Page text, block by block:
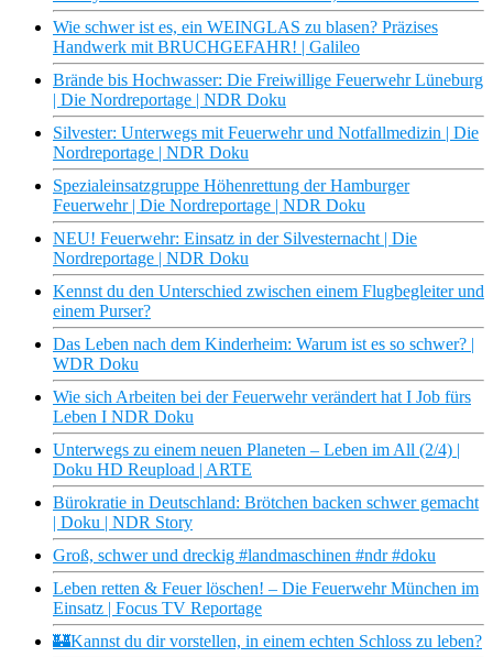
Wie schwer ist es, ein WEINGLAS zu blasen? Präzises
Handwerk mit BRUCHGEFAHR! | Galileo
Brände bis Hochwasser: Die Freiwillige Feuerwehr Lüneburg
| Die Nordreportage | NDR Doku
Silvester: Unterwegs mit Feuerwehr und Notfallmedizin | Die
Nordreportage | NDR Doku
Spezialeinsatzgruppe Höhenrettung der Hamburger
Feuerwehr | Die Nordreportage | NDR Doku
NEU! Feuerwehr: Einsatz in der Silvesternacht | Die
Nordreportage | NDR Doku
Kennst du den Unterschied zwischen einem Flugbegleiter und
einem Purser?
Das Leben nach dem Kinderheim: Warum ist es so schwer? |
WDR Doku
Wie sich Arbeiten bei der Feuerwehr verändert hat I Job fürs
Leben I NDR Doku
Unterwegs zu einem neuen Planeten – Leben im All (2/4) |
Doku HD Reupload | ARTE
Bürokratie in Deutschland: Brötchen backen schwer gemacht
| Doku | NDR Story
Groß, schwer und dreckig #landmaschinen #ndr #doku
Leben retten & Feuer löschen! – Die Feuerwehr München im
Einsatz | Focus TV Reportage
🏰Kannst du dir vorstellen, in einem echten Schloss zu leben?